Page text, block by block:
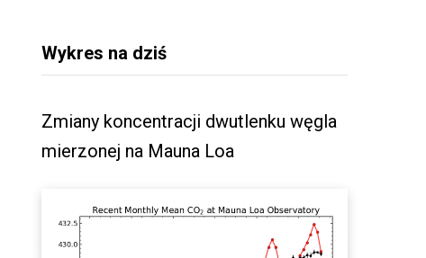
Wykres na dziś
Zmiany koncentracji dwutlenku węgla
mierzonej na Mauna Loa